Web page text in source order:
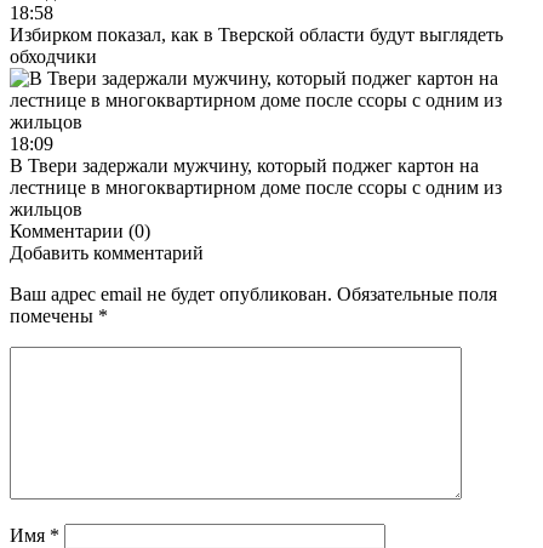
18:58
Избирком показал, как в Тверской области будут выглядеть
обходчики
18:09
В Твери задержали мужчину, который поджег картон на
лестнице в многоквартирном доме после ссоры с одним из
жильцов
Комментарии (0)
Добавить комментарий
Ваш адрес email не будет опубликован. Обязательные поля
помечены *
Имя *